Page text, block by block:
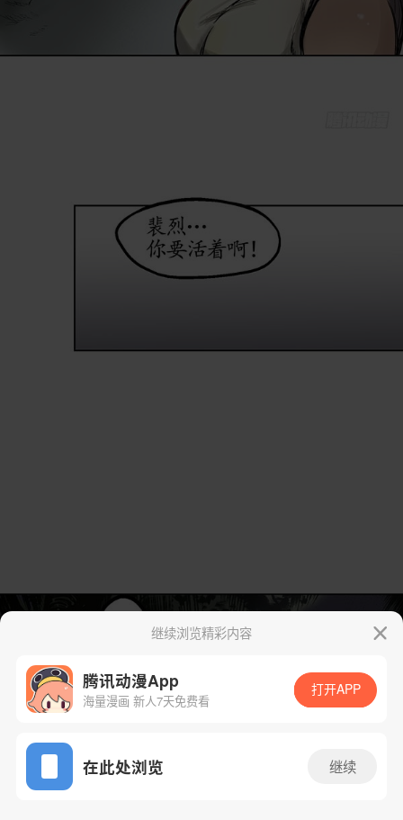
App免费看
继续浏览精彩内容
腾讯动漫App
海量漫画 新人7天免费看
打开APP
在此处浏览 继续